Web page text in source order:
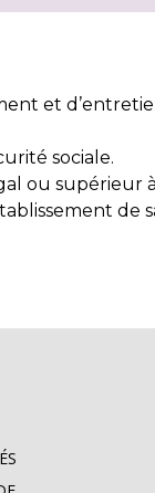
et
sociale.
ou supérieur
de